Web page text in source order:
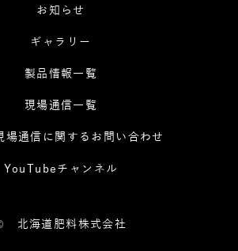
お知らせ
ギャラリー
製品情報一覧
現場通信一覧
場通信に関するお問い合わせ
YouTubeチャンネル
北海道肥料株式会社